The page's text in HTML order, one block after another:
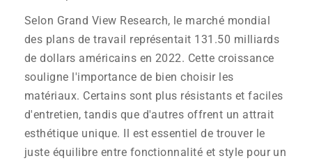
Selon Grand View Research, le marché mondial
des plans de travail représentait 131.50 milliards
de dollars américains en 2022. Cette croissance
souligne l'importance de bien choisir les
matériaux. Certains sont plus résistants et faciles
d'entretien, tandis que d'autres offrent un attrait
esthétique unique. Il est essentiel de trouver le
juste équilibre entre fonctionnalité et style pour un